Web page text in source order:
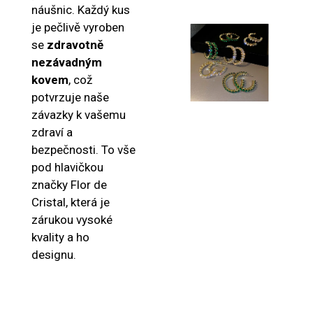
náušnic. Každý kus
je pečlivě vyroben
se zdravotně
nezávadným
kovem, což
potvrzuje naše
závazky k vašemu
zdraví a
bezpečnosti. To vše
pod hlavičkou
značky Flor de
Cristal, která je
zárukou vysoké
kvality a ho
designu.